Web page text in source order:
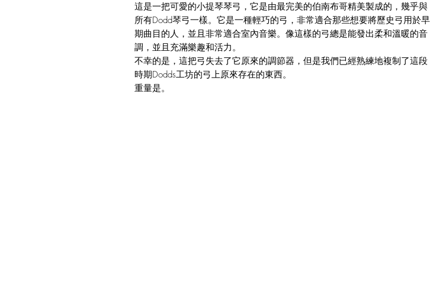
這是一把可愛的小提琴琴弓，它是由最完美的伯南布哥精美製成的，幾乎與
所有Dodd琴弓一樣。它是一種輕巧的弓，非常適合那些想要將歷史弓用於早
期曲目的人，並且非常適合室內音樂。像這樣的弓總是能發出柔和溫暖的音
調，並且充滿樂趣和活力。
不幸的是，這把弓失去了它原來的調節器，但是我們已經熟練地複制了這段
時期Dodds工坊的弓上原來存在的東西。
重量是。